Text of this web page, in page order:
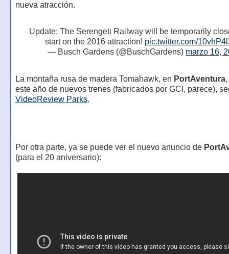
nueva atracción.
Update: The Serengeti Railway will be temporarily
start on the 2016 attraction! pic.twitter.com/
— Busch Gardens (@BuschGardens) marzo 16,
La montaña rusa de madera Tomahawk, en PortAventura,
este año de nuevos trenes (fabricados por GCI, parece),
VideoReview Parks.
Por otra parte, ya se puede ver el nuevo anuncio de
(para el 20 aniversario):